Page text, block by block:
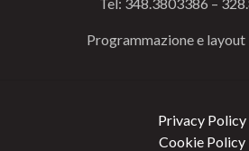
Programmazione e layout
Privacy Policy
Cookie Policy